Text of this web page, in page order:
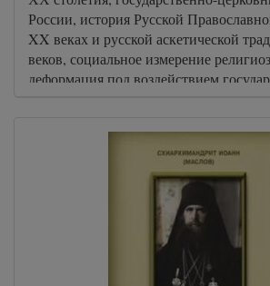
России, история Русской
XX веках и русской аскетической
веков, социальное измерение
деформация под воздействием